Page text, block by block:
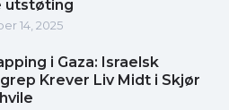
utstøting
14, 2025
i Gaza: Israelsk
Krever Liv Midt i Skjør